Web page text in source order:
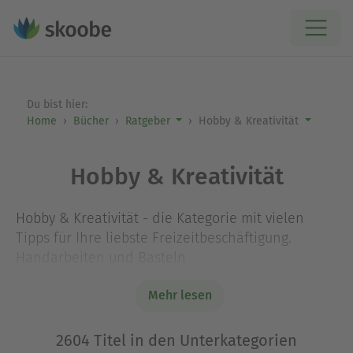
Du bist hier:
Home
Bücher Ratgeber Hobby & Kreativität
Hobby & Kreativität
Hobby & Kreativität - die Kategorie mit vielen
Tipps für Ihre liebste Freizeitbeschäftigung.
ermöglichen auch Laien den Umgang mit Wolle,
und Erdmännchen, der Fantasie sind keine
Mehr lesen
2604 Titel in den Unterkategorien